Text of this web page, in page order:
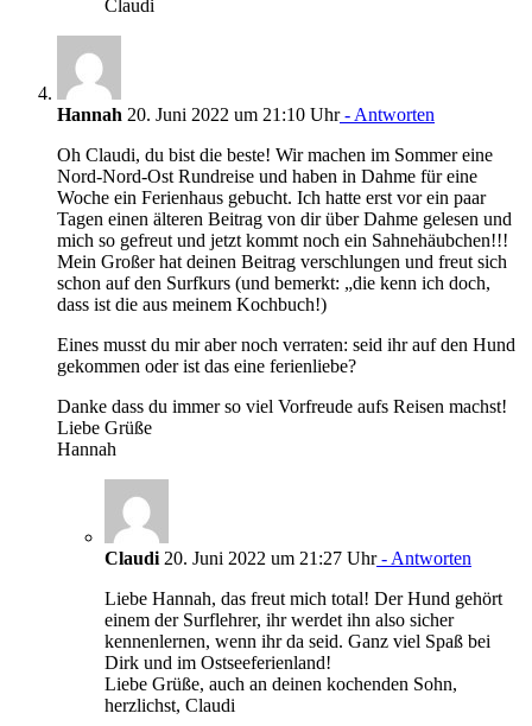
Claudi
Hannah 20. Juni 2022 um 21:10 Uhr- Antworten
Oh Claudi, du bist die beste! Wir machen im Sommer eine
Nord-Nord-Ost Rundreise und haben in Dahme für eine
Woche ein Ferienhaus gebucht. Ich hatte erst vor ein paar
Tagen einen älteren Beitrag von dir über Dahme gelesen und
mich so gefreut und jetzt kommt noch ein Sahnehäubchen!!!
Mein Großer hat deinen Beitrag verschlungen und freut sich
schon auf den Surfkurs (und bemerkt: „die kenn ich doch,
dass ist die aus meinem Kochbuch!)
Eines musst du mir aber noch verraten: seid ihr auf den Hund
gekommen oder ist das eine ferienliebe?
Danke dass du immer so viel Vorfreude aufs Reisen machst!
Liebe Grüße
Hannah
Claudi20. Juni 2022 um 21:27 Uhr- Antworten
Liebe Hannah, das freut mich total! Der Hund gehört
einem der Surflehrer, ihr werdet ihn also sicher
kennenlernen, wenn ihr da seid. Ganz viel Spaß bei
Dirk und im Ostseeferienland!
Liebe Grüße, auch an deinen kochenden Sohn,
herzlichst, Claudi